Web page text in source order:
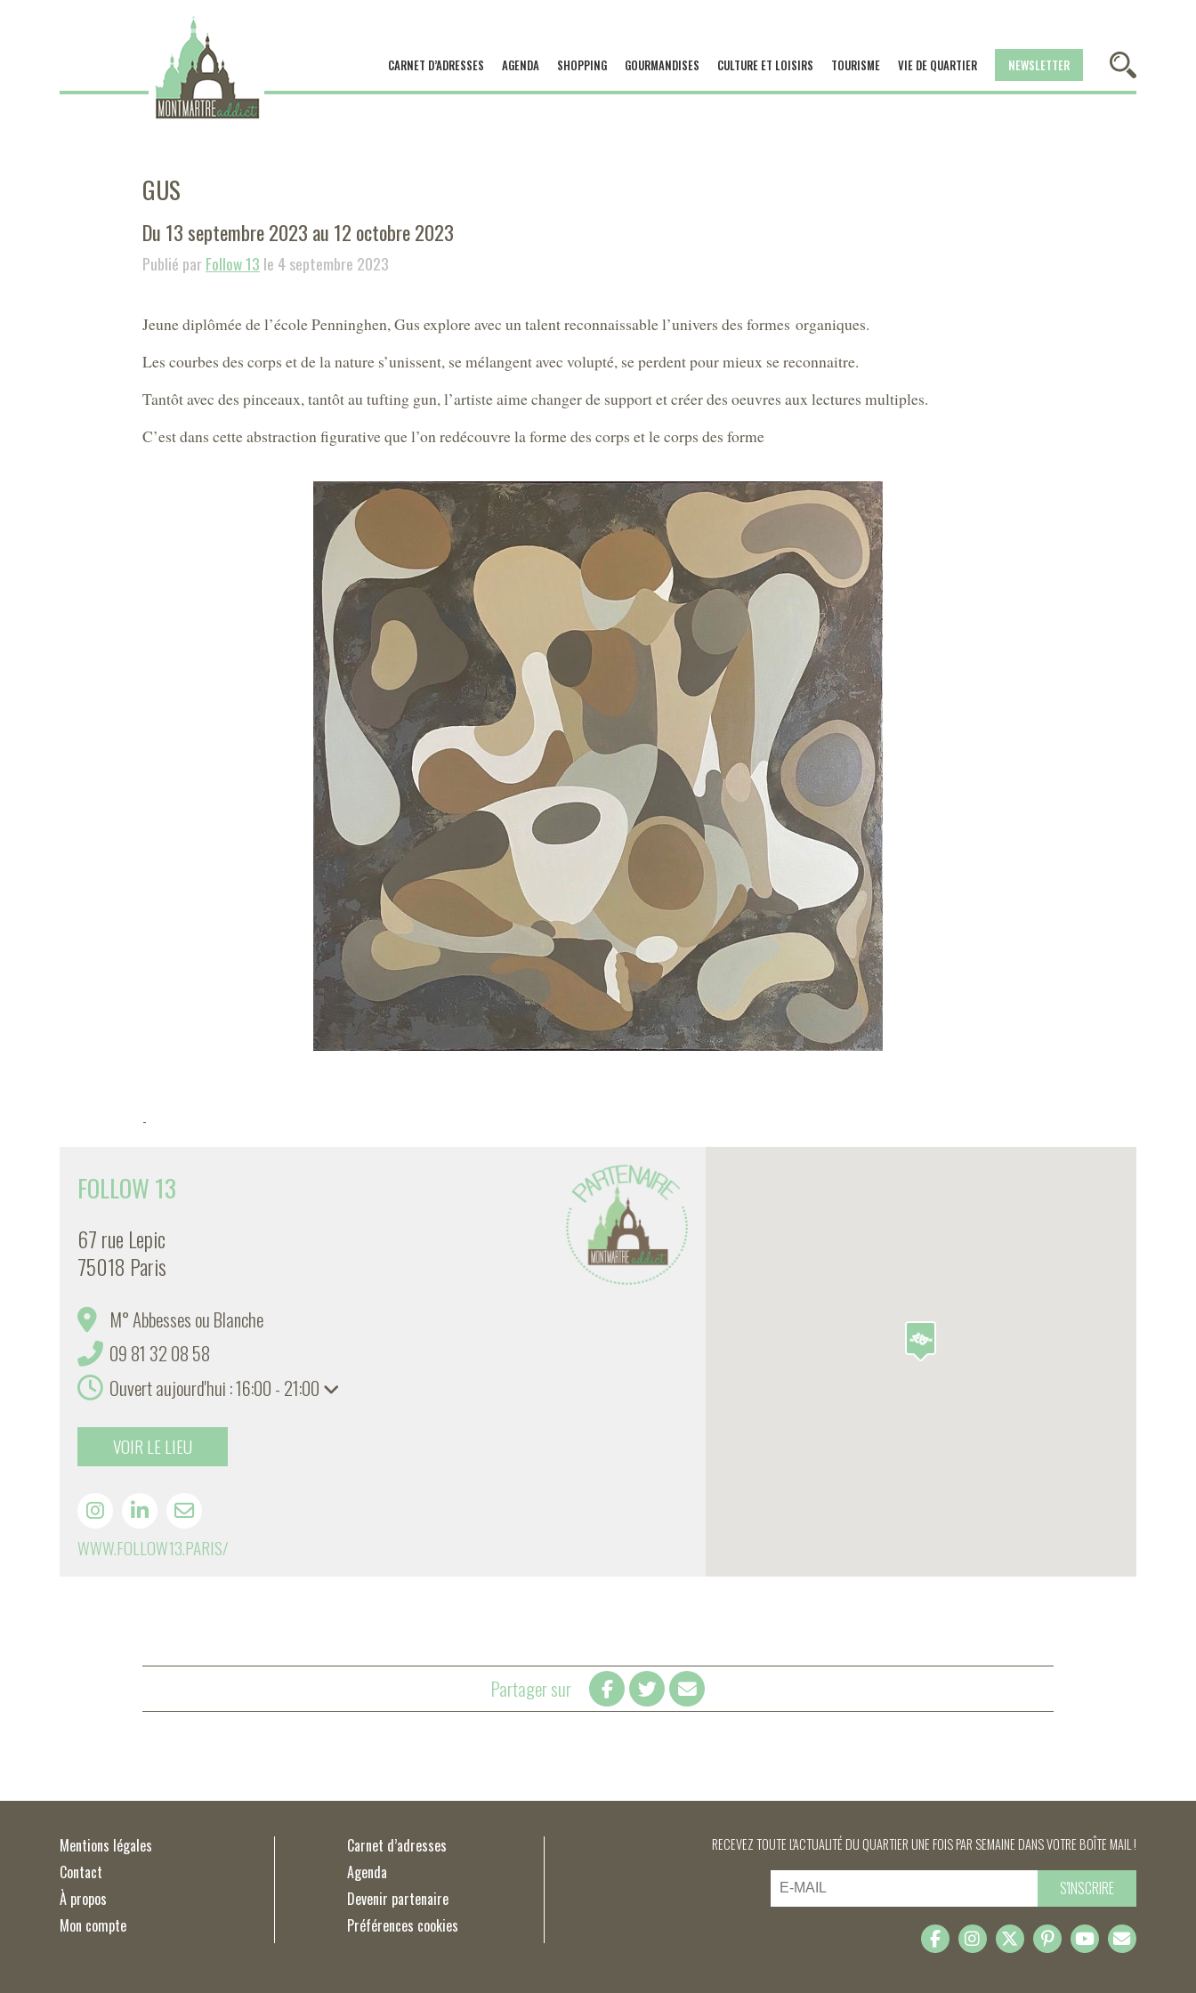
CARNET D’ADRESSES AGENDA SHOPPING GOURMANDISES CULTURE ET LOISIRS TOURISME VIE DE QUARTIER NEWSLETTER
GUS
Du 13 septembre 2023 au 12 octobre 2023
Publié parFollow 13 le 4 septembre 2023
Jeune diplômée de l’école Penninghen, Gus explore avec un talent reconnaissable l’univers des formes organiques.
​Les courbes des corps et de la nature s’unissent, se mélangent avec volupté, se perdent pour mieux se reconnaitre.
​Tantôt avec des pinceaux, tantôt au tufting gun, l’artiste aime changer de support et créer des oeuvres aux lectures multiples.
C’est dans cette abstraction figurative que l’on redécouvre la forme des corps et le corps des forme
-
FOLLOW 13
67 rue Lepic
75018 Paris
M° Abbesses ou Blanche
09 81 32 08 58
Ouvert aujourd'hui : 16:00 - 21:00
VOIR LE LIEU
WWW.FOLLOW13.PARIS/
Partager sur
Mentions légales
Contact
À propos
Mon compte
Carnet d’adresses
Agenda
Devenir partenaire
Préférences cookies
RECEVEZ TOUTE L'ACTUALITÉ DU QUARTIER UNE FOIS PAR SEMAINE DANS VOTRE BOÎTE MAIL !